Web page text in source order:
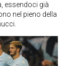
essendoci già
nel pieno della